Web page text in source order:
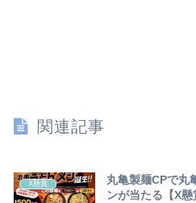
関連記事
X懸賞
丸亀製麺CPで丸
ンが当たる【X